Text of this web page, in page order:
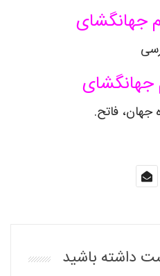
جهانگشای
جهانگشای
جهان، فاتح.
داشته باشید